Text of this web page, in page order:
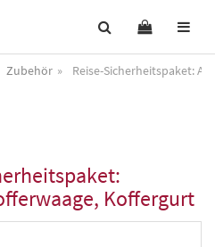
Zubehör Reise-Sicherheitspaket:
Koffergurt